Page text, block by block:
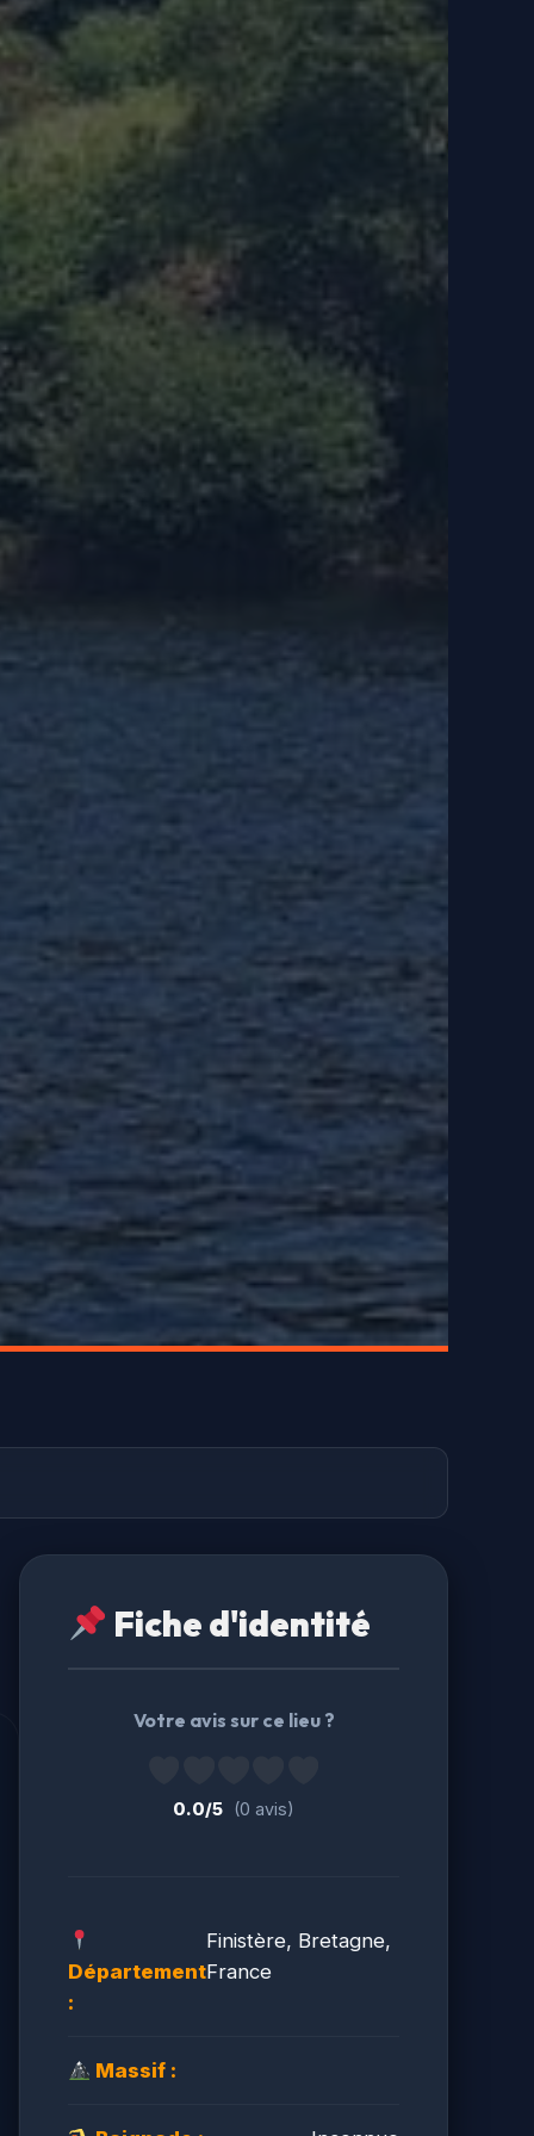
Fiche d'identité
Votre avis sur ce lieu ?
0.0/5 (0 avis)
Département
:
Finistère, Bretagne,
France
Massif :